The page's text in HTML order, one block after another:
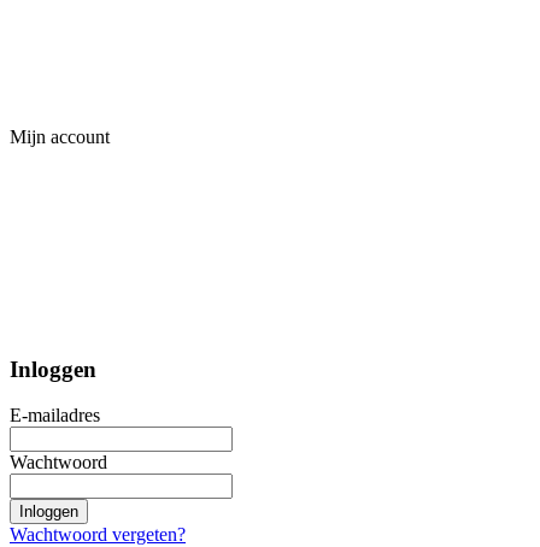
Mijn account
Inloggen
E-mailadres
Wachtwoord
Inloggen
Wachtwoord vergeten?